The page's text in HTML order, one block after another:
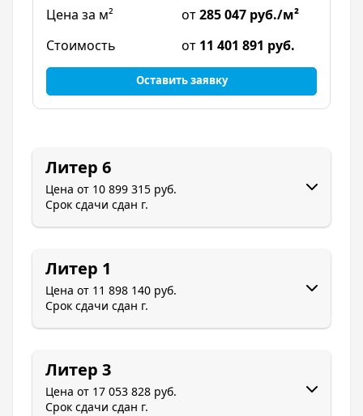
от285 047 руб./м²
от 11 401 891 руб.
Оставить заявку
Литер 6
Цена от 10 899 315 руб.
Срок сдачи сдан г.
Литер 1
Цена от 11 898 140 руб.
Срок сдачи сдан г.
Литер 3
Цена от 17 053 828 руб.
Срок сдачи сдан г.